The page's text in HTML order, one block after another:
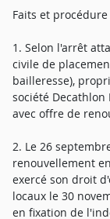
Faits et procédure
1. Selon l'arrêt
civile de
bailleresse),
société Decathlon
avec offre de
2. Le 26
renouvellement
exercé son droit
locaux le 30
en fixation de